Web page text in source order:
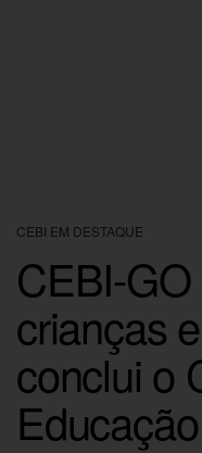
CEBI EM DESTAQUE
CEBI-
crianças
conclui o